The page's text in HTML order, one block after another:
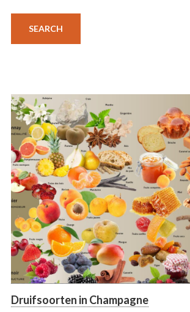
Druifsoorten in Champagne